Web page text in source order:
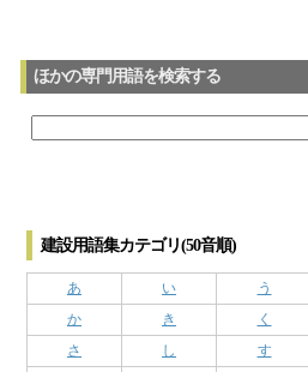
ほかの専門用語を検索する
建設用語集カテゴリ(50音順)
あ い う
か
き く
さ
し す